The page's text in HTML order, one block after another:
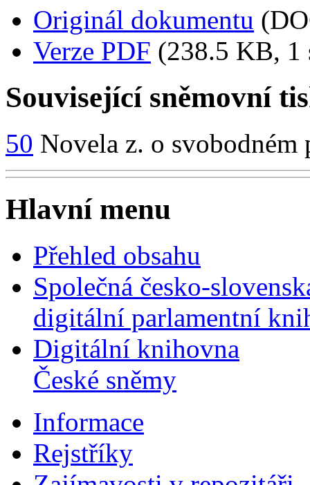
Originál dokumentu
Verze PDF (238.5 KB, 1
Související sněmovní
50 Novela z. o
Hlavní menu
Přehled obsahu
Společná česko-
digitální parlamentní
Digitální knihovna
České sněmy
Informace
Rejstříky